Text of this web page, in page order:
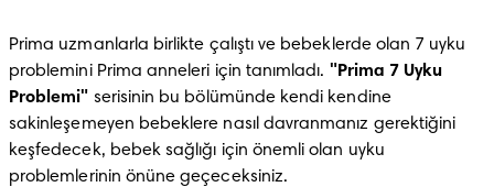
Prima uzmanlarla birlikte çalıştı ve bebeklerde olan 7 uyku
problemini Prima anneleri için tanımladı. "Prima 7 Uyku
Problemi" serisinin bu bölümünde kendi kendine
sakinleşemeyen bebeklere nasıl davranmanız gerektiğini
keşfedecek, bebek sağlığı için önemli olan uyku
problemlerinin önüne geçeceksiniz.